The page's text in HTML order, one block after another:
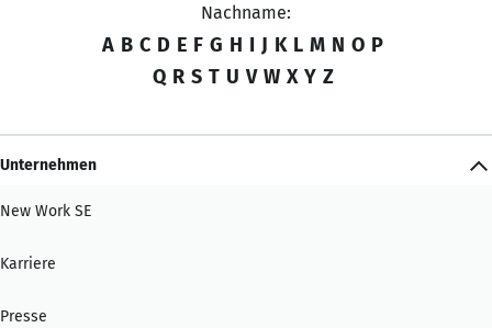
Nachname:
A B C D E F G H I J K L M N O P
Q R S T U V W X Y Z
Unternehmen
New Work SE
Karriere
Presse